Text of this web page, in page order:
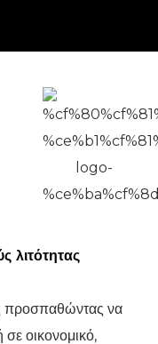
λιτότητας
προσπαθώντας να
σε οικονομικό,